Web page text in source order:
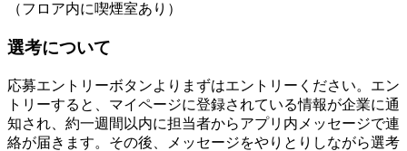
（フロア内に喫煙室あり）
選考について
応募エントリーボタンよりまずはエントリーください。エン
トリーすると、マイページに登録されている情報が企業に通
知され、約一週間以内に担当者からアプリ内メッセージで連
絡が届きます。その後、メッセージをやりとりしながら選考